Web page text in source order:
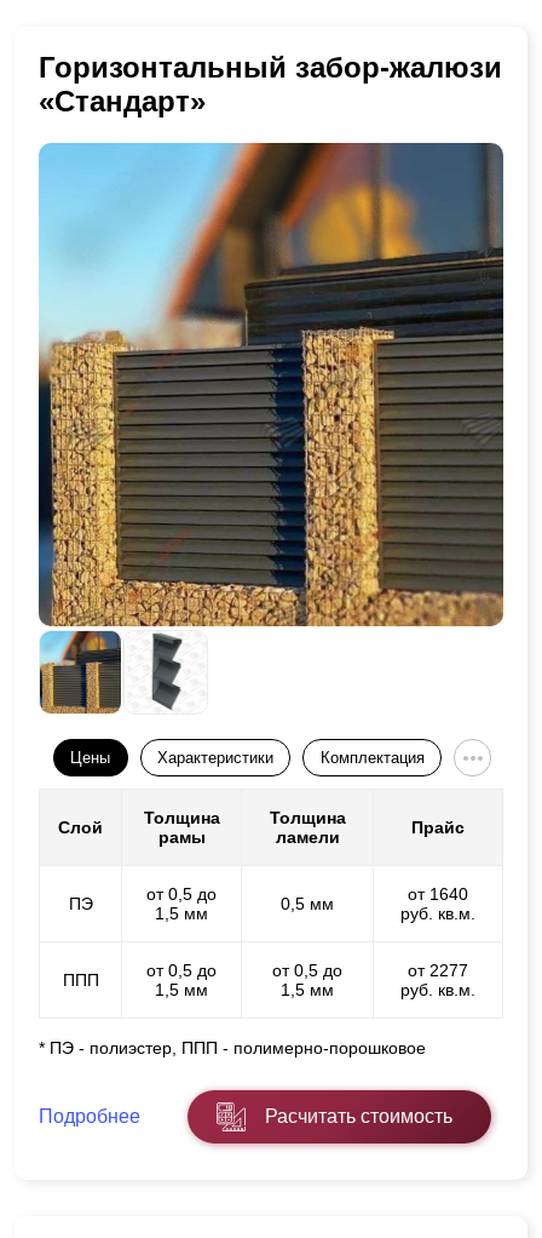
Горизонтальный забор-жалюзи
«Стандарт»
Цены Характеристики Комплектация
Слой
Толщина
рамы
Толщина
ламели
Прайс
ПЭ
от 0,5 до
1,5 мм
0,5 мм
от 1640
руб. кв.м.
ППП
от 0,5 до
1,5 мм
от 0,5 до
1,5 мм
от 2277
руб. кв.м.
* ПЭ - полиэстер, ППП - полимерно-порошковое
Подробнее Расчитать стоимость